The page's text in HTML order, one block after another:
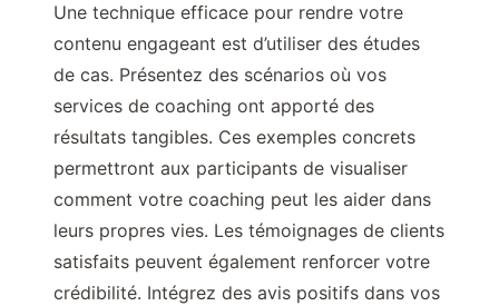
Une technique efficace pour rendre votre
contenu engageant est d’utiliser des études
de cas. Présentez des scénarios où vos
services de coaching ont apporté des
résultats tangibles. Ces exemples concrets
permettront aux participants de visualiser
comment votre coaching peut les aider dans
leurs propres vies. Les témoignages de clients
satisfaits peuvent également renforcer votre
crédibilité. Intégrez des avis positifs dans vos